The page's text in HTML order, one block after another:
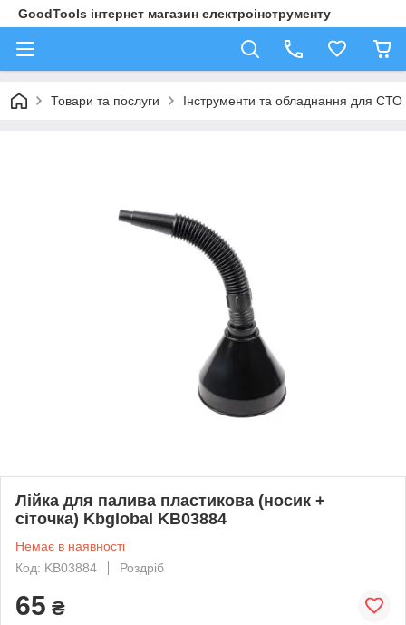
GoodTools інтернет магазин електроінструменту
Товари та послуги Інструменти та обладнання для СТО
Лійка для палива пластикова (носик +
сіточка) Kbglobal KB03884
Немає в наявності
Код: KB03884
Роздріб
65 ₴